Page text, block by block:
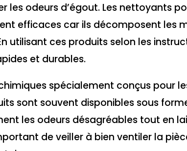
les odeurs d’égout. Les nettoyants
efficaces car ils décomposent les
utilisant ces produits selon les
et durables.
spécialement conçus pour
sont souvent disponibles sous
les odeurs désagréables tout en
de veiller à bien ventiler la